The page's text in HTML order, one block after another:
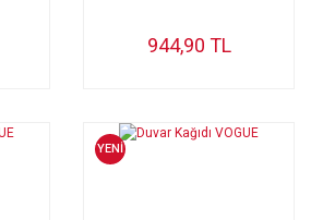
944,90 TL
YENİ